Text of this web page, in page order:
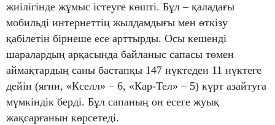
жиілігінде жұмыс істеуге көшті. Бұл – қаладағы
мобильді интернеттің жылдамдығы мен өткізу
қабілетін бірнеше есе арттырды. Осы кешенді
шаралардың арқасында байланыс сапасы төмен
аймақтардың саны бастапқы 147 нүктеден 11 нүктеге
дейін (яғни, «Кселл» – 6, «Кар-Тел» – 5) күрт азайтуға
мүмкіндік берді. Бұл сапаның он есеге жуық
жақсарғанын көрсетеді.